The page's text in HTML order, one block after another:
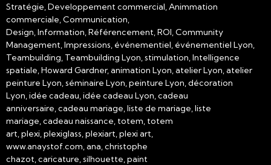
Stratégie, Developpement commercial, Animmation
commerciale, Communication,
Design, Information, Référencement, ROI, Community
Management, Impressions, événementiel, événementiel Lyon,
Teambuilding, Teambuilding Lyon, stimulation, Intelligence
spatiale, Howard Gardner, animation Lyon, atelier Lyon, atelier
peinture Lyon, séminaire Lyon, peinture Lyon, décoration
Lyon, idée cadeau, idée cadeau Lyon, cadeau
anniversaire, cadeau mariage, liste de mariage, liste
mariage, cadeau naissance, totem, totem
art, plexi, plexiglass, plexiart, plexi art,
www.anaystof.com, ana, christophe
chazot, caricature, silhouette, paint